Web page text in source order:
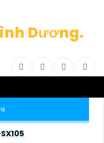
Dương.
FacebookTwitter Instagram